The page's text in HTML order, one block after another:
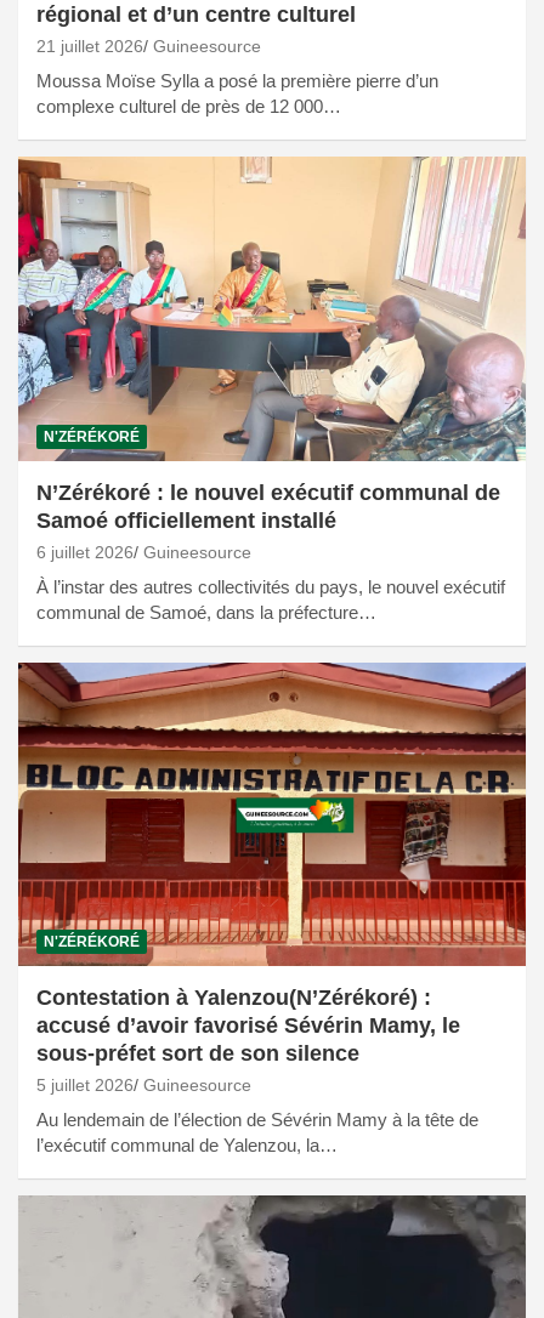
régional et d’un centre culturel
21 juillet 2026 Guineesource
Moussa Moïse Sylla a posé la première pierre d’un
complexe culturel de près de 12 000…
N'ZÉRÉKORÉ
N’Zérékoré : le nouvel exécutif communal de
Samoé officiellement installé
6 juillet 2026 Guineesource
À l’instar des autres collectivités du pays, le nouvel exécutif
communal de Samoé, dans la préfecture…
N'ZÉRÉKORÉ
Contestation à Yalenzou(N’Zérékoré) :
accusé d’avoir favorisé Sévérin Mamy, le
sous-préfet sort de son silence
5 juillet 2026 Guineesource
Au lendemain de l’élection de Sévérin Mamy à la tête de
l’exécutif communal de Yalenzou, la…